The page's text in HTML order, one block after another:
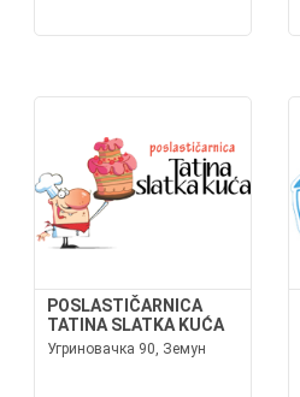
POSLASTIČARNICA
TATINA SLATKA KUĆA
Угриновачка 90, Земун